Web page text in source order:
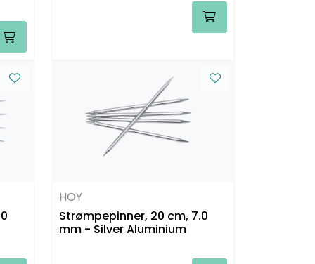
HOY
Strømpepinner, 20 cm, 7.0
mm - Silver Aluminium